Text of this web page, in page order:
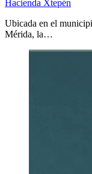
Hacienda Xtepén
Ubicada en el
Mérida, la…